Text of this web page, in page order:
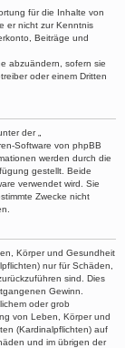
für die Inhalte von
er nicht zur Kenntnis
Beiträge und
abzuändern, sofern sie
oder einem Dritten
der „
Software von phpBB
werden durch die
gestellt. Beide
verwendet wird. Sie
Zwecke nicht
Körper und Gesundheit
nur für Schäden,
sind. Dies
Gewinn.
oder grob
von Leben, Körper und
(Kardinalpflichten) auf
und im übrigen der